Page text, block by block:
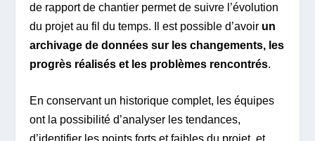
de rapport de chantier permet de suivre l’évolution
du projet au fil du temps. Il est possible d’avoir un
archivage de données sur les changements, les
progrès réalisés et les problèmes rencontrés.
En conservant un historique complet, les équipes
ont la possibilité d’analyser les tendances,